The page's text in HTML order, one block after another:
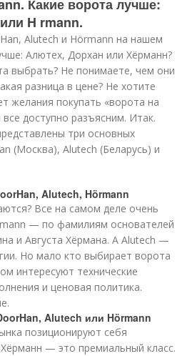
Какие ворота лучше:
H rmann.
Alutech и Hörmann на нашем
Алютех, Дорхан или Хёрманн?
выбрать? Не понимаете, чем они
разница в цене? Не хотите
желания покупать «ворота на
доступно разъясним. Итак.
три основных
(Москва), Alutech (Беларусь) и
Alutech, Hörmann
Все на самом деле очень
— по фамилиям основателей
и Августа Хёрмана. А Alutech —
Но мало кто выбирает ворота
интересуют технические
и ценовая политика.
Alutech или Hörmann
позиционируют себя
— это премиальный класс.